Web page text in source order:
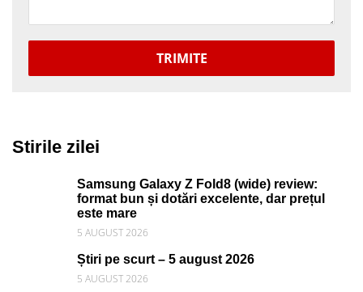
TRIMITE
Stirile zilei
Samsung Galaxy Z Fold8 (wide) review:
format bun și dotări excelente, dar prețul
este mare
5 AUGUST 2026
Știri pe scurt – 5 august 2026
5 AUGUST 2026